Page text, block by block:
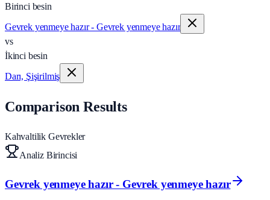
Birinci besin
Gevrek yenmeye hazır - Gevrek yenmeye hazır
vs
İkinci besin
Darı, Şişirilmiş
Comparison Results
Kahvaltilik Gevrekler
Analiz Birincisi
Gevrek yenmeye hazır - Gevrek yenmeye hazır